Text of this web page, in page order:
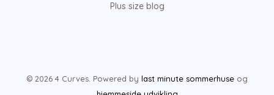
Plus size blog
© 2026 4 Curves. Powered by last minute sommerhuse og